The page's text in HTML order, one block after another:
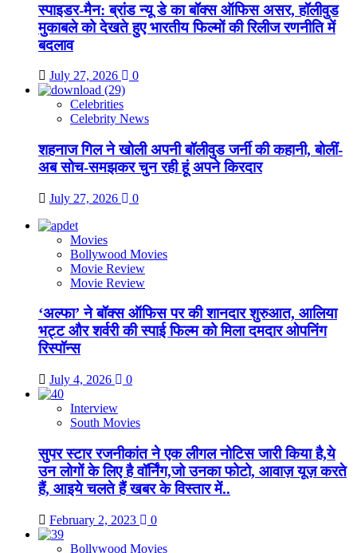
स्पाइडर-मैन: ब्रांड न्यू डे का बॉक्स ऑफिस असर, हॉलीवुड
मुकाबले को देखते हुए भारतीय फिल्मों की रिलीज रणनीति में
बदलाव
July 27, 2026 0
Celebrities
Celebrity News
शहनाज गिल ने खोली अपनी बॉलीवुड जर्नी की कहानी, बोलीं-
अब सोच-समझकर चुन रही हूं अपने किरदार
July 27, 2026 0
Movies
Bollywood Movies
Movie Review
Movie Review
‘अल्फा’ ने बॉक्स ऑफिस पर की शानदार शुरुआत, आलिया
भट्ट और शर्वरी की स्पाई फिल्म को मिला दमदार ओपनिंग
रिस्पॉन्स
July 4, 2026 0
Interview
South Movies
सुपर स्टार रजनीकांत ने एक लीगल नोटिस जारी किया है,ये
उन लोगों के लिए है वॉर्निंग,जो उनका फोटो, आवाज़ यूज़ करते
हैं, आइये चलते हैं खबर के विस्तार में..
February 2, 2023 0
Bollywood Movies